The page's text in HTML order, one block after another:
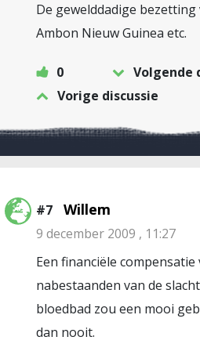
De gewelddadige bezetting
Ambon Nieuw Guinea etc.
0
Volgende
Vorige discussie
#7 Willem
9 december 2009 , 11:27
Een financiële compensatie
nabestaanden van de
bloedbad zou een mooi
dan nooit.